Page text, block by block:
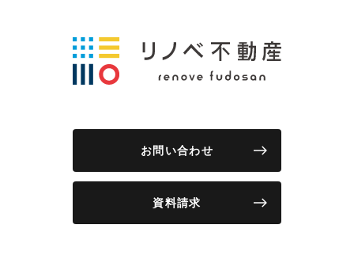
お問い合わせ
資料請求